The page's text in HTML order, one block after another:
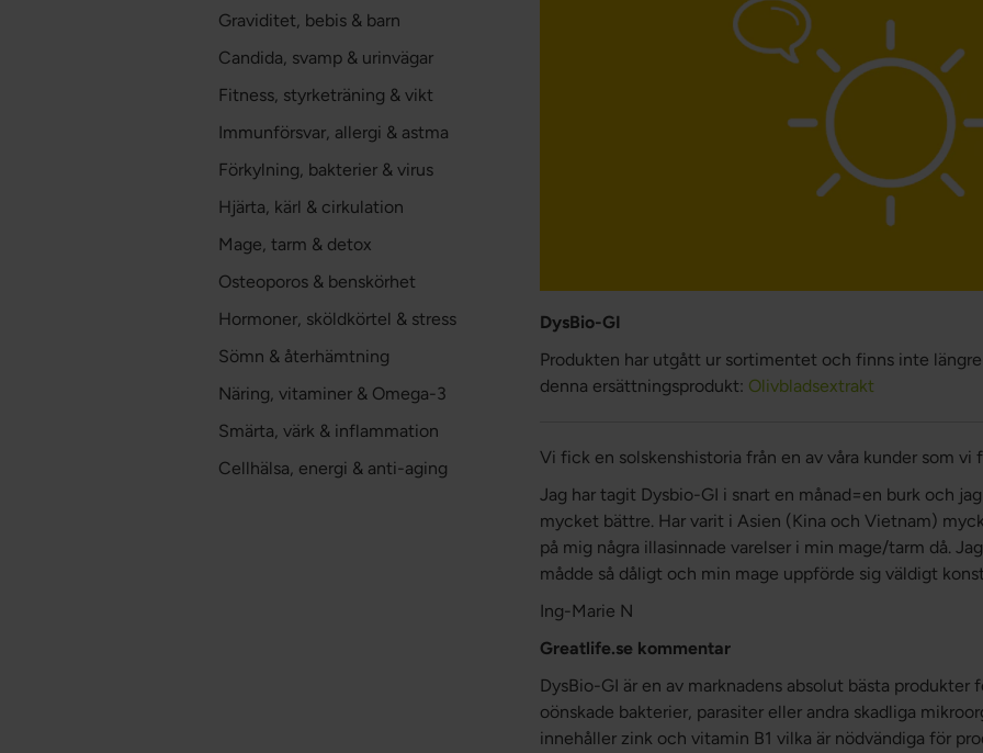
DysBio-GI
Produkten har utgått ur sortimentet och finns inte
denna ersättningsprodukt: Olivbladsextrakt
Vi fick en solskenshistoria från en av våra kunder som vi
Jag har tagit Dysbio-GI i snart en månad=en burk och
mycket bättre. Har varit i Asien (Kina och Vietnam)
på mig några illasinnade varelser i min mage/tarm då.
mådde så dåligt och min mage uppförde sig väldigt
Ing-Marie N
Greatlife.se kommentar
DysBio-GI är en av marknadens absolut bästa produkter
oönskade bakterier, parasiter eller andra skadliga
innehåller zink och vitamin B1 vilka är nödvändiga för
Graviditet, bebis & barn
Candida, svamp & urinvägar
Fitness, styrketräning & vikt
Immunförsvar, allergi & astma
Förkylning, bakterier & virus
Hjärta, kärl & cirkulation
Mage, tarm & detox
Osteoporos & benskörhet
Hormoner, sköldkörtel & stress
Sömn & återhämtning
Näring, vitaminer & Omega-3
Smärta, värk & inflammation
Cellhälsa, energi & anti-aging